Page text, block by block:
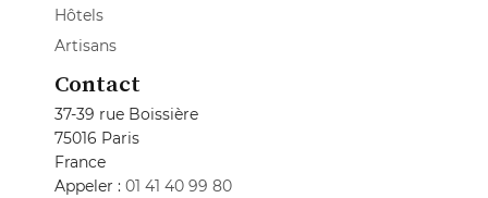
Hôtels
Artisans
Contact
37-39 rue Boissière
75016 Paris
France
Appeler : 01 41 40 99 80